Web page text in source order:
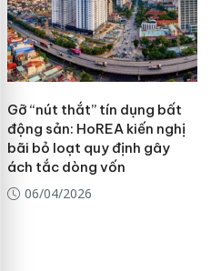
Gỡ “nút thắt” tín dụng bất
động sản: HoREA kiến nghị
bãi bỏ loạt quy định gây
ách tắc dòng vốn
06/04/2026